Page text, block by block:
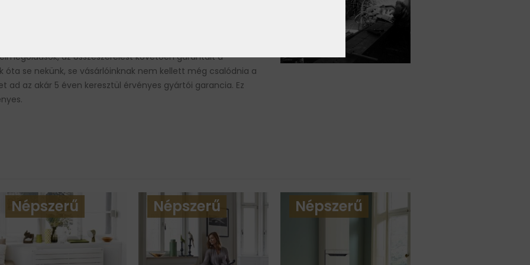
radiátorokkal, és ennyi idő alatt nem csak a minőség vált
is. A hosszú múlt tapasztalata a design szelepeken, és
radiátorokhoz hasonlóan ezeknek is volt ideje a
az összeszerelést követően garantált a
óta se nekünk, se vásárlóinknak nem kellett még csalódnia a
ad az akár 5 éven keresztül érvényes gyártói garancia. Ez
Népszerű Népszerű Népszerű